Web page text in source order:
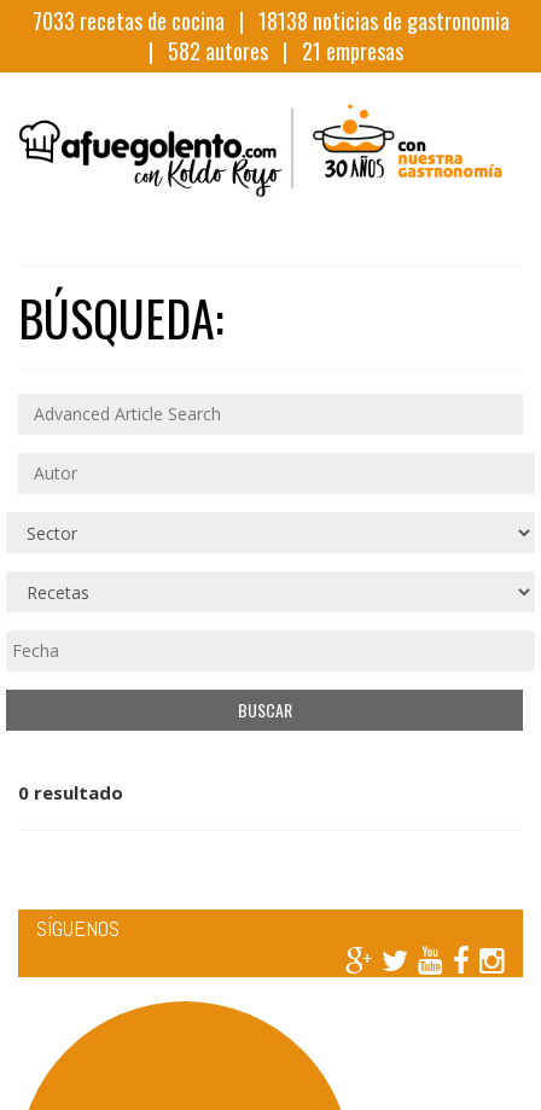
7033 recetas de cocina | 18138 noticias de gastronomia
| 582 autores | 21 empresas
BÚSQUEDA:
0 resultado
SÍGUENOS